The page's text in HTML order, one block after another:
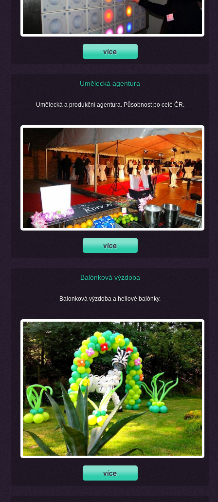
Umělecká agentura
Umělecká a produkční agentura. Působnost po celé ČR.
Balónková výzdoba
Balonková výzdoba a heliové balónky.